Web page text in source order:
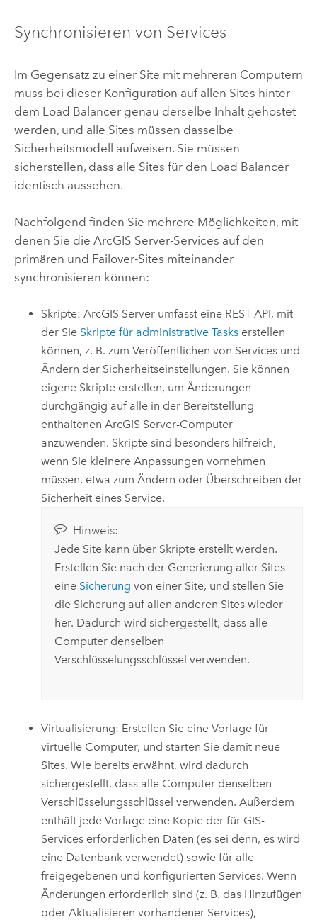
Synchronisieren von Services
Im Gegensatz zu einer Site mit mehreren Computern
muss bei dieser Konfiguration auf allen Sites hinter
dem Load Balancer genau derselbe Inhalt gehostet
werden, und alle Sites müssen dasselbe
Sicherheitsmodell aufweisen. Sie müssen
sicherstellen, dass alle Sites für den Load Balancer
identisch aussehen.
Nachfolgend finden Sie mehrere Möglichkeiten, mit
denen Sie die ArcGIS Server-Services auf den
primären und Failover-Sites miteinander
synchronisieren können:
Skripte:ArcGIS Server umfasst eine REST-API, mit
der Sie Skripte für administrative Tasks erstellen
können, z. B. zum Veröffentlichen von Services und
Ändern der Sicherheitseinstellungen. Sie können
eigene Skripte erstellen, um Änderungen
durchgängig auf alle in der Bereitstellung
enthaltenenArcGIS Server-Computer
anzuwenden. Skripte sind besonders hilfreich,
wenn Sie kleinere Anpassungen vornehmen
müssen, etwa zum Ändern oder Überschreiben der
Sicherheit eines Service.
Hinweis:
Jede Site kann über Skripte erstellt werden.
Erstellen Sie nach der Generierung aller Sites
eine Sicherung von einer Site, und stellen Sie
die Sicherung auf allen anderen Sites wieder
her. Dadurch wird sichergestellt, dass alle
Computer denselben
Verschlüsselungsschlüssel verwenden.
Virtualisierung: Erstellen Sie eine Vorlage für
virtuelle Computer, und starten Sie damit neue
Sites. Wie bereits erwähnt, wird dadurch
sichergestellt, dass alle Computer denselben
Verschlüsselungsschlüssel verwenden. Außerdem
enthält jede Vorlage eine Kopie der für GIS-
Services erforderlichen Daten (es sei denn, es wird
eine Datenbank verwendet) sowie für alle
freigegebenen und konfigurierten Services. Wenn
Änderungen erforderlich sind (z. B. das Hinzufügen
oder Aktualisieren vorhandener Services),